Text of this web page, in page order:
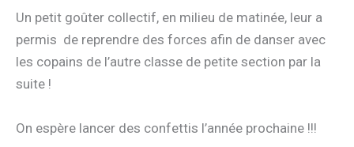
Un petit goûter collectif, en milieu de matinée, leur a
permis de reprendre des forces afin de danser avec
les copains de l’autre classe de petite section par la
suite !
On espère lancer des confettis l’année prochaine !!!